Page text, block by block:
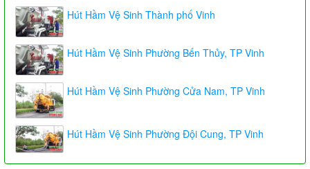
Hút Hầm Vệ Sinh Thành phố Vinh
Hút Hầm Vệ Sinh Phường Bến Thủy, TP Vinh
Hút Hầm Vệ Sinh Phường Cửa Nam, TP Vinh
Hút Hầm Vệ Sinh Phường Đội Cung, TP Vinh